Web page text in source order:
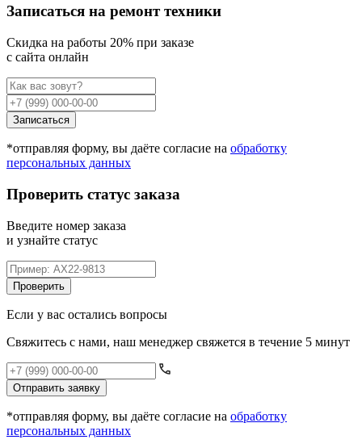
Записаться на ремонт техники
Cкидка на работы 20% при заказе
с сайта онлайн
Записаться
*отправляя форму, вы даёте согласие на обработку
персональных данных
Проверить статус заказа
Введите номер заказа
и узнайте статус
Проверить
Если у вас остались вопросы
Свяжитесь с нами, наш менеджер свяжется в течение 5 минут
Отправить заявку
*отправляя форму, вы даёте согласие на обработку
персональных данных